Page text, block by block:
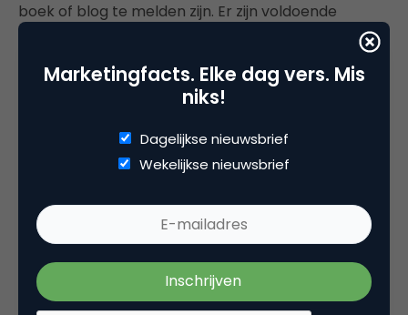
boek of blog te melden zijn. Er zijn voldoende
gebruiksvriendelijke (gratis) e-mailprogramma’s te
vinden die je hiervoor kunt gebruiken.
Verzamel boekrecensies
Boek review websites zoals Amazon, Bol.com,
Managementboek, boekreviews.nl, boekenbijlage.nl
of mustreads.nl zijn handig om recensies te
verzamelen. Je kunt hierbij het heft in eigen handen
een eerlijke review voor je willen schrijven. Als ze je
boek nog niet gelezen hebben stuur je ze een
Marketingfacts. Elke dag vers. Mis
niks!
Dagelijkse nieuwsbrief
Wekelijkse nieuwsbrief